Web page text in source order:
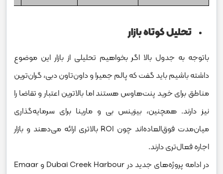
تحلیل کوتاه بازار
باتوجه به جدول بالا اگر بخواهیم تحلیلی از بازار این موضوع
داشته باشیم باید گفت که پالم جمیرا و داون‌تاون دبی، گران‌ترین
مناطق برای خرید پنت‌هاوس هستند اما بالاترین اعتبار و تقاضا را
نیز دارند. همچنین، بیزینس بی و مارینا برای سرمایه‌گذاری
میان‌مدت فوق‌العاده‌اند چون ROI بالاتری ارائه می‌دهند و بازار
اجاره‌ فعال‌تری دارند.
در ادامه پروژه‌های جدید در Dubai Creek Harbour و Emaar